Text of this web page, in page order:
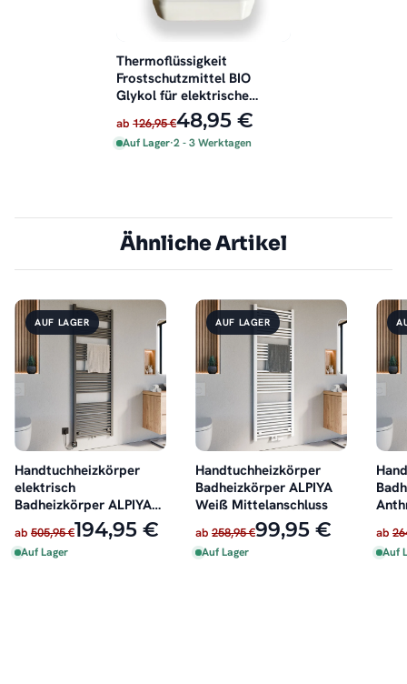
Thermoflüssigkeit
Frostschutzmittel BIO
Glykol für elektrische
Badheizkörper 4 Liter
ab 126,95 €48,95 €
Auf Lager·2 - 3 Werktagen
Ähnliche Artikel
AUF LAGER
Handtuchheizkörper
elektrisch
Badheizkörper ALPIYA
Anthrazit inkl. Heizstab
ab 505,95 €194,95 €
Auf Lager
AUF LAGER
Handtuchheizkörper
Badheizkörper ALPIYA
Weiß Mittelanschluss
ab 258,95 €99,95 €
Auf Lager
ab
Auf